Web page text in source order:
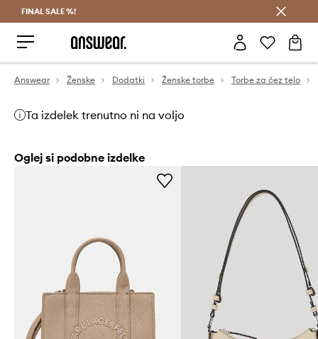
FINAL SALE %!
Answear Ženske Dodatki Ženske torbe Torbe za čez telo
Ta izdelek trenutno ni na voljo
Oglej si podobne izdelke